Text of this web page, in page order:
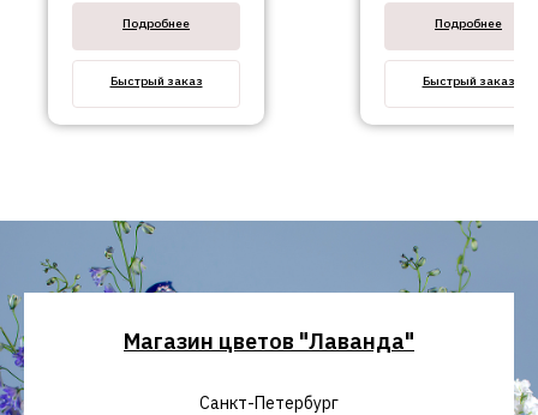
Подробнее
Быстрый заказ
Подробнее
Быстрый заказ
Магазин цветов "Лаванда"
Санкт-Петербург